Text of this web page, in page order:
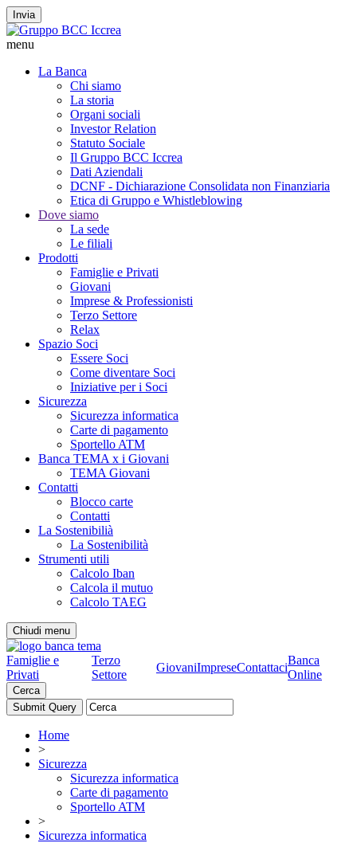
Invia
menu
La Banca
Chi siamo
La storia
Organi sociali
Investor Relation
Statuto Sociale
Il Gruppo BCC Iccrea
Dati Aziendali
DCNF - Dichiarazione Consolidata non Finanziaria
Etica di Gruppo e Whistleblowing
Dove siamo
La sede
Le filiali
Prodotti
Famiglie e Privati
Giovani
Imprese & Professionisti
Terzo Settore
Relax
Spazio Soci
Essere Soci
Come diventare Soci
Iniziative per i Soci
Sicurezza
Sicurezza informatica
Carte di pagamento
Sportello ATM
Banca TEMA x i Giovani
TEMA Giovani
Contatti
Blocco carte
Contatti
La Sostenibilià
La Sostenibilità
Strumenti utili
Calcolo Iban
Calcola il mutuo
Calcolo TAEG
Chiudi menu
Famiglie e
Privati
Terzo
Settore
GiovaniImpreseContattaci
Banca
Online
Cerca
Home
>
Sicurezza
Sicurezza informatica
Carte di pagamento
Sportello ATM
>
Sicurezza informatica